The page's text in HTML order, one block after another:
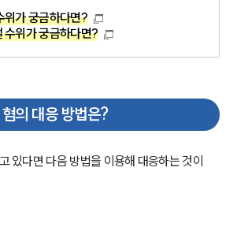
위가 궁금하다면?
수위가 궁금하다면?
의 대응 방법은?
있다면 다음 방법을 이용해 대응하는 것이